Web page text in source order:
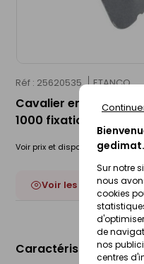
Sur notre
nous
cookies
de
nos
centres
Réf : 25620535 ETANCO
Cavalier en acier
1000 fixation en
Voir prix et disponibilité en
Voir les 19
Caractéristiques du